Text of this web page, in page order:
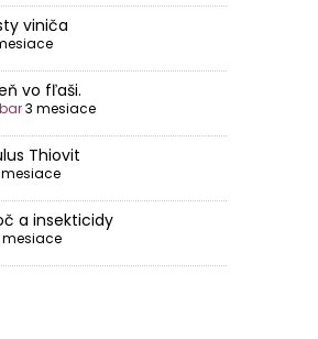
viniča
vo fľaši.
3 mesiace
Thiovit
mesiace
a insekticidy
mesiace